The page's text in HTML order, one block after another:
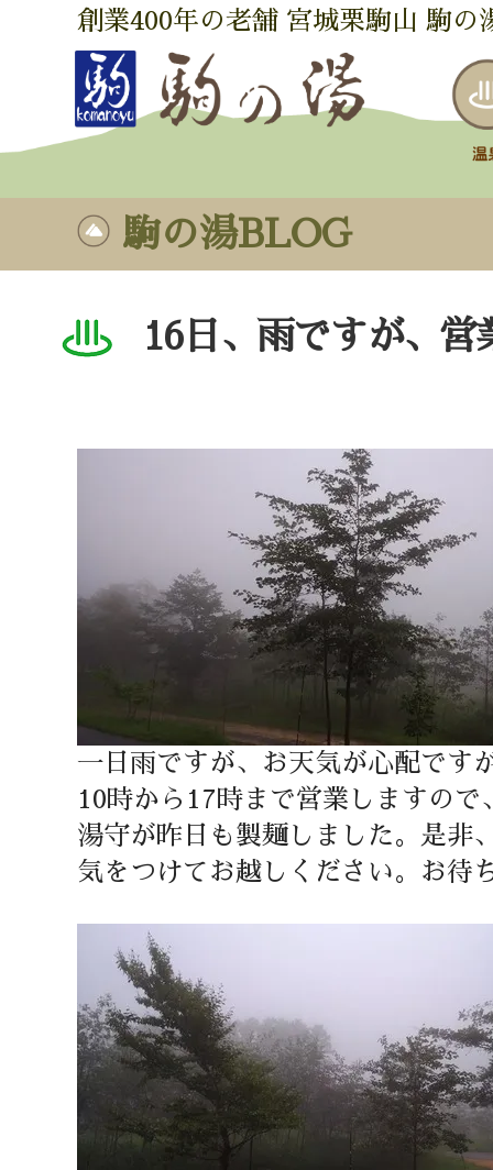
創業400年の老舗 宮城栗駒山 駒の
駒の湯BLOG
16日、雨ですが、営
一日雨ですが、お天気が心配です
10時から17時まで営業しますので
湯守が昨日も製麺しました。是非
気をつけてお越しください。お待